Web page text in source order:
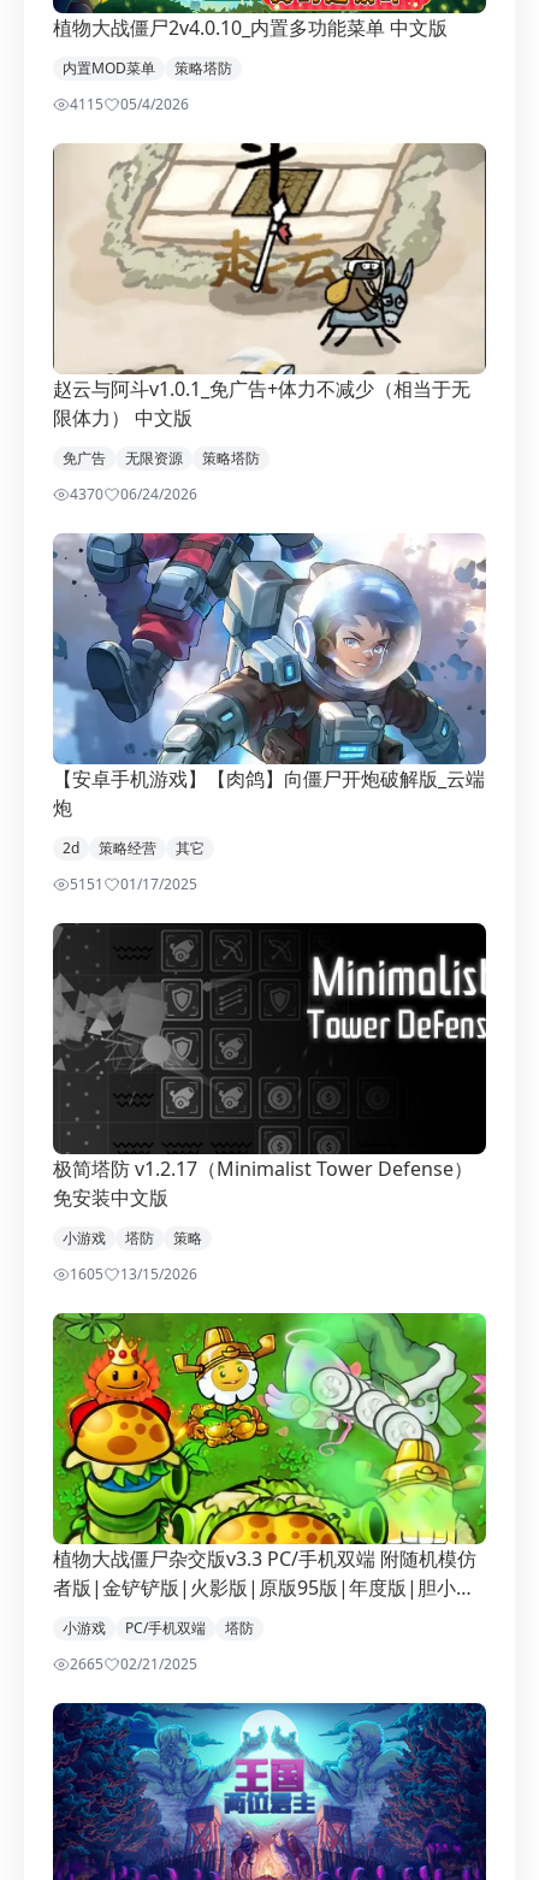
植物大战僵尸2v4.0.10_内置多功能菜单 中文版
内置MOD菜单
策略塔防
4115
05/4/2026
赵云与阿斗v1.0.1_免广告+体力不减少（相当于无
限体力） 中文版
免广告 无限资源
策略塔防
4370
06/24/2026
【安卓手机游戏】【肉鸽】向僵尸开炮破解版_云端
炮
2d 策略经营
其它
5151
01/17/2025
极简塔防 v1.2.17（Minimalist Tower Defense）
免安装中文版
小游戏 塔防
策略
1605
13/15/2026
植物大战僵尸杂交版v3.3 PC/手机双端 附随机模仿
者版|金铲铲版|火影版|原版95版|年度版|胆小菇|
幼儿园版等 （Plants vs Zombies）免安装中文版
小游戏 PC/手机双端
塔防
2665
02/21/2025